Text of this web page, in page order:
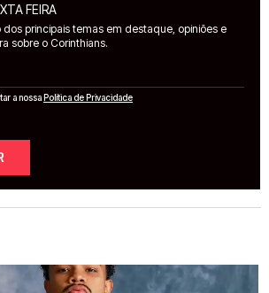
FEIRA
principais temas em destaque, opiniões e
sobre o Corinthians.
a nossaPolítica de Privacidade